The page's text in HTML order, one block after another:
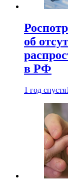
об
в РФ
1 год спустя